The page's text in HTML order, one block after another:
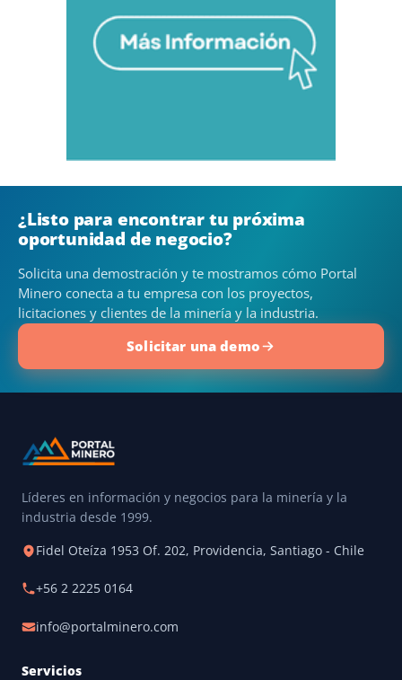
¿Listo para encontrar tu próxima
oportunidad de negocio?
Solicita una demostración y te mostramos cómo Portal
Minero conecta a tu empresa con los proyectos,
licitaciones y clientes de la minería y la industria.
Solicitar una demo
Líderes en información y negocios para la minería y la
industria desde 1999.
Fidel Oteíza 1953 Of. 202, Providencia, Santiago - Chile
+56 2 2225 0164
info@portalminero.com
Servicios